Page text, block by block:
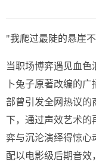
"我爬过最陡的悬崖
当职场博弈遇见血色
卜兔子原著改编的
部曾引发全网热议的
下，通过声效艺术的
弈与沉沦演绎得惊心
配以电影级后期音效